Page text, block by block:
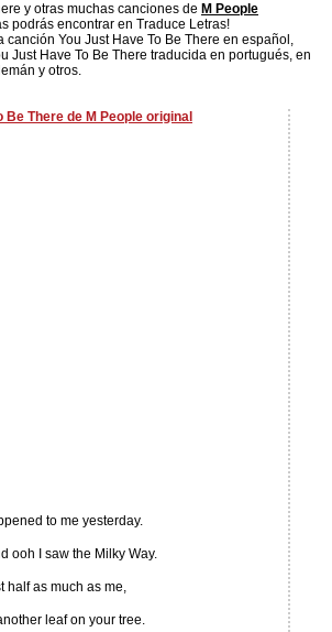
y otras muchas canciones de M People
podrás encontrar en Traduce Letras!
canción You Just Have To Be There en español,
Just Have To Be There traducida en portugués, en
y otros.
Be There de M People original
to me yesterday.
ooh I saw the Milky Way.
half as much as me,
leaf on your tree.